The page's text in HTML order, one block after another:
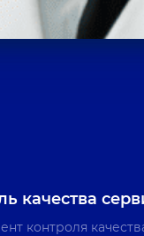
качества
контроля